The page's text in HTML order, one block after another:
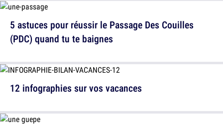
5 astuces pour réussir le Passage Des Couilles
(PDC) quand tu te baignes
12 infographies sur vos vacances